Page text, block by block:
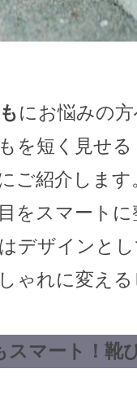
にお悩みの
を短く見せ
ご紹介しま
をスマート
デザインと
ゃれに変え
スマート！靴